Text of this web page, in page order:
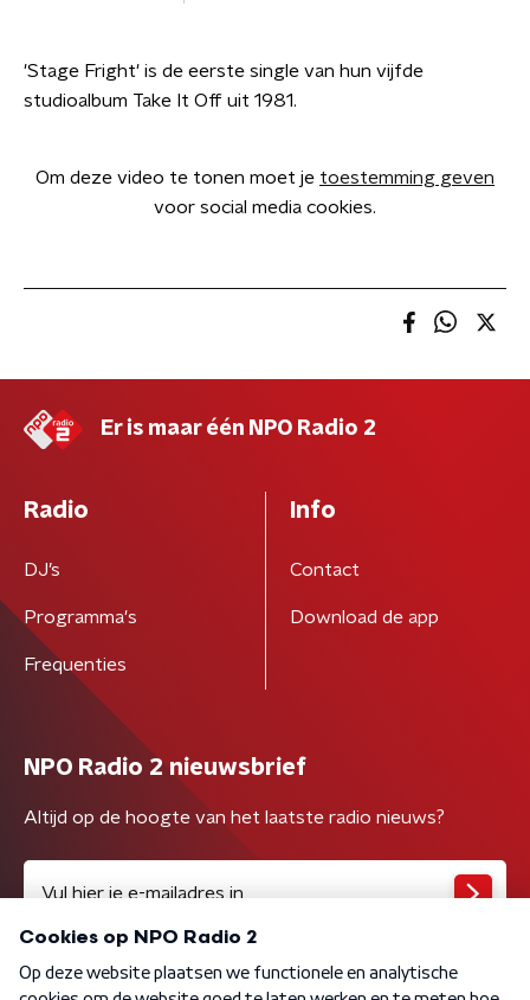
'Stage Fright' is de eerste single van hun vijfde
studioalbum Take It Off uit 1981.
Om deze video te tonen moet je toestemming geven
voor social media cookies.
Er is maar één NPO Radio 2
Radio
DJ’s
Programma's
Frequenties
Info
Contact
Download de app
NPO Radio 2 nieuwsbrief
Altijd op de hoogte van het laatste radio nieuws?